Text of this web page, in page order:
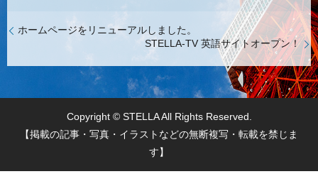
ホームページをリニューアルしました。
STELLA-TV 英語サイトオープン！
Copyright © STELLA All Rights Reserved.
【掲載の記事・写真・イラストなどの無断複写・転載を禁じま
す】